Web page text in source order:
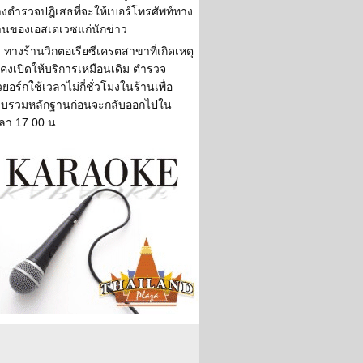
ตำรวจปฎิเสธที่จะให้เบอร์โทรศัพท์ทาง
ของเอสเตเวซแก่นักข่าว
ทางร้านวิกตอเรียซีเครตสาขาที่เกิดเหตุ
งเปิดให้บริการเหมือนเดิม ตำรวจ
อร์กใช้เวลาไม่กี่ชั่วโมงในร้านเพื่อ
รวมหลักฐานก่อนจะกลับออกไปใน
า 17.00 น.